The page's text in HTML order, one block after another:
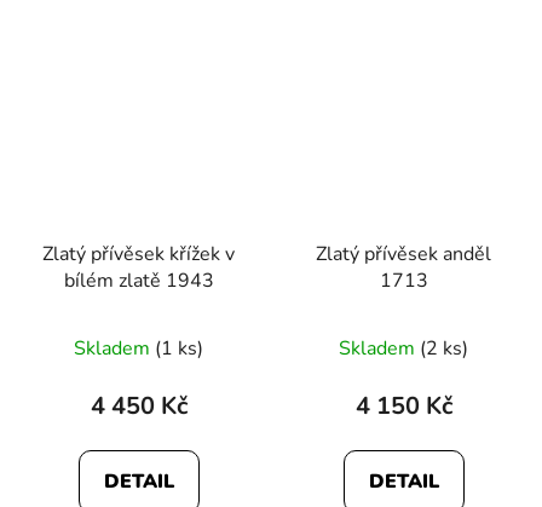
Zlatý přívěsek křížek v
bílém zlatě 1943
Skladem (1 ks)
4 450 Kč
DETAIL
Zlatý přívěsek anděl
1713
Skladem (2 ks)
4 150 Kč
DETAIL